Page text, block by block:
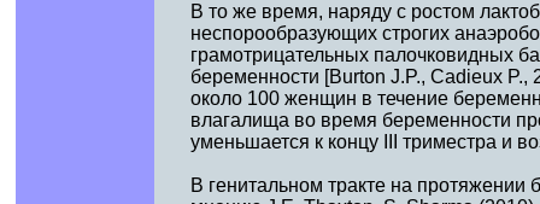
В то же время, наряду с ростом
неспорообразующих строгих
грамотрицательных палочковидных
беременности [Burton J.P., Cadieux P.,
около 100 женщин в течение
влагалища во время беременности
уменьшается к концу III триместра и
В генитальном тракте на